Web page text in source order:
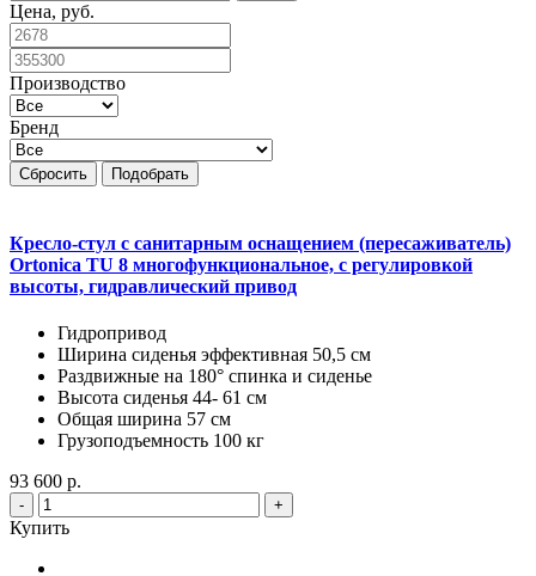
Цена, руб.
Производство
Бренд
Сбросить Подобрать
Кресло-стул с санитарным оснащением (пересаживатель)
Ortonica TU 8 многофункциональное, с регулировкой
высоты, гидравлический привод
Гидропривод
Ширина сиденья эффективная 50,5 см
Раздвижные на 180° спинка и сиденье
Высота сиденья 44- 61 см
Общая ширина 57 см
Грузоподъемность 100 кг
93 600 р.
- +
Купить